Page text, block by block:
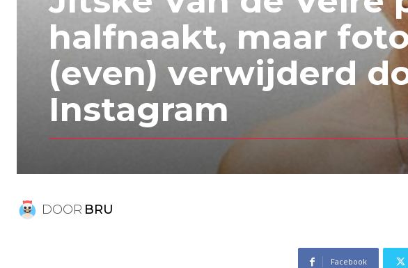
halfnaakt, maar
(even) verwijderd
Instagram
DOOR BRU
Facebook